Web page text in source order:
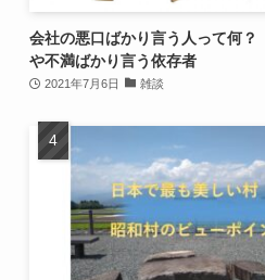
会社の悪口ばかり言う人って何
や不満ばかり言う依存者
2021年7月6日 雑談